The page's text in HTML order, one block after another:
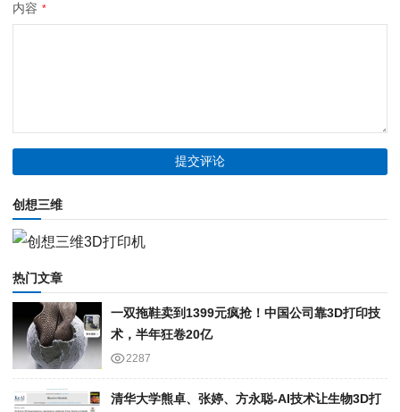
内容 *
创想三维
热门文章
一双拖鞋卖到1399元疯抢！中国公司靠3D打印技
术，半年狂卷20亿
2287
清华大学熊卓、张婷、方永聪-AI技术让生物3D打